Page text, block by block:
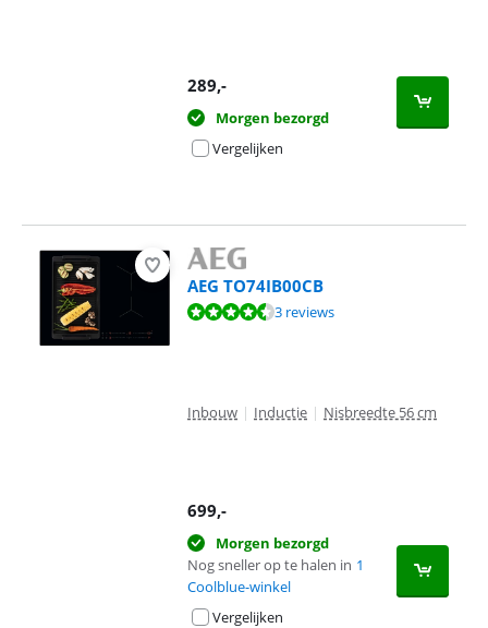
289,-
Morgen bezorgd
Vergelijken
AEG TO74IB00CB
Beoordeling is 9,3 van de 10, gebaseerd op 3 reviews.
3 reviews
Inbouw | Inductie | Nisbreedte 56 cm
699,-
Morgen bezorgd
Nog sneller op te halen in 1
Coolblue-winkel
Vergelijken